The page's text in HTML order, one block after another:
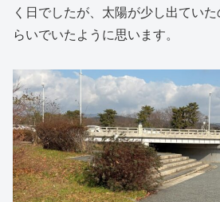
く日でしたが、太陽が少し出てい
らいでいたように思います。